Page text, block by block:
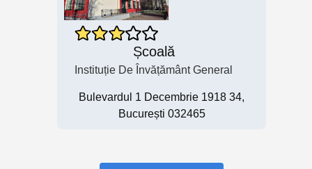
Școală
Instituție De Învățământ General
Bulevardul 1 Decembrie 1918 34,
București 032465